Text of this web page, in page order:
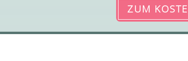
ZUM